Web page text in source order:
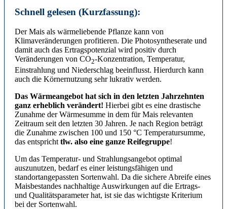
Schnell gelesen (Kurzfassung):
Der Mais als wärmeliebende Pflanze kann von
Klimaveränderungen profitieren. Die Photosyntheserate und
damit auch das Ertragspotenzial wird positiv durch
Veränderungen von CO2-Konzentration, Temperatur,
Einstrahlung und Niederschlag beeinflusst. Hierdurch kann
auch die Körnernutzung sehr lukrativ werden.
Das Wärmeangebot hat sich in den letzten Jahrzehnten
ganz erheblich verändert! Hierbei gibt es eine drastische
Zunahme der Wärmesumme in dem für Mais relevanten
Zeitraum seit den letzten 30 Jahren. Je nach Region beträgt
die Zunahme zwischen 100 und 150 °C Temperatursumme,
das entspricht tlw. also eine ganze Reifegruppe!
Um das Temperatur- und Strahlungsangebot optimal
auszunutzen, bedarf es einer leistungsfähigen und
standortangepassten Sortenwahl. Da die sichere Abreife eines
Maisbestandes nachhaltige Auswirkungen auf die Ertrags-
und Qualitätsparameter hat, ist sie das wichtigste Kriterium
bei der Sortenwahl.